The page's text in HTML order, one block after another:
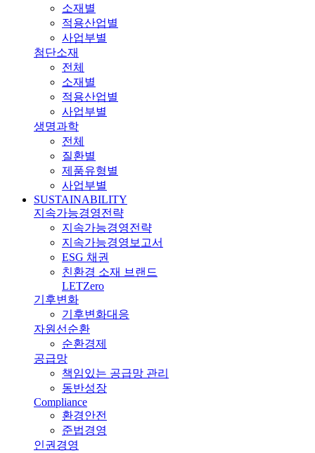
소재별
적용산업별
사업부별
첨단소재
전체
소재별
적용산업별
사업부별
생명과학
전체
질환별
제품유형별
사업부별
SUSTAINABILITY
지속가능경영전략
지속가능경영전략
지속가능경영보고서
ESG 채권
친환경 소재 브랜드
LETZero
기후변화
기후변화대응
자원선순환
순환경제
공급망
책임있는 공급망 관리
동반성장
Compliance
환경안전
준법경영
인권경영